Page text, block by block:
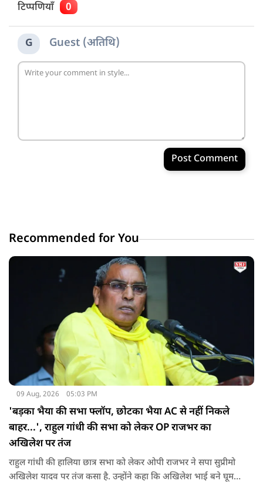
टिप्पणियाँ 0
G Guest (अतिथि)
Post Comment
Recommended for You
09 Aug, 2026 05:03 PM
'बड़का भैया की सभा फ्लॉप, छोटका भैया AC से नहीं निकले
बाहर...', राहुल गांधी की सभा को लेकर OP राजभर का
अखिलेश पर तंज
राहुल गांधी की हालिया छात्र सभा को लेकर ओपी राजभर ने सपा सुप्रीमो
अखिलेश यादव पर तंज कसा है. उन्होंने कहा कि अखिलेश भाई बने घूम